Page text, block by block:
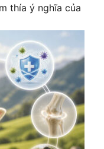
thía ý nghĩa của